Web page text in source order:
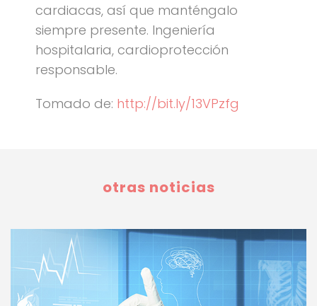
cardiacas, así que manténgalo
siempre presente. Ingeniería
hospitalaria, cardioprotección
responsable.
Tomado de: http://bit.ly/13VPzfg
otras noticias